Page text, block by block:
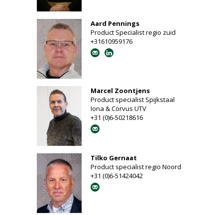
Aard Pennings
Product Specialist regio zuid
+31610959176
Marcel Zoontjens
Product specialist Spijkstaal
Iona & Corvus UTV
+31 (0)6-50218616
Tilko Gernaat
Product specialist regio Noord
+31 (0)6-51424042